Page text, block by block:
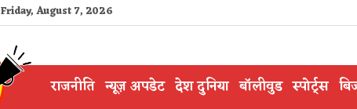
Friday, August 7, 2026
राजनीति न्यूज़ अपडेट देश दुनिया बॉलीवुड स्पोर्ट्स